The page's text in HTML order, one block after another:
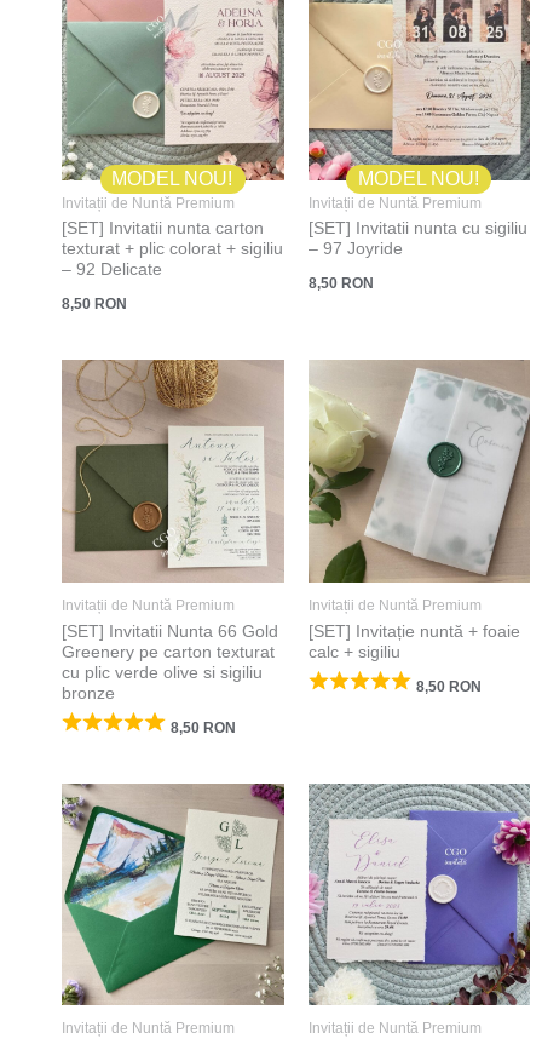
MODEL NOU!
Invitații de Nuntă Premium
[SET] Invitatii nunta carton
texturat + plic colorat + sigiliu
– 92 Delicate
8,50 RON
MODEL NOU!
Invitații de Nuntă Premium
[SET] Invitatii nunta cu sigiliu
– 97 Joyride
8,50 RON
Invitații de Nuntă Premium
[SET] Invitatii Nunta 66 Gold
Greenery pe carton texturat
cu plic verde olive si sigiliu
bronze
8,50 RON
Invitații de Nuntă Premium
[SET] Invitație nuntă + foaie
calc + sigiliu
8,50 RON
Invitații de Nuntă Premium Invitații de Nuntă Premium